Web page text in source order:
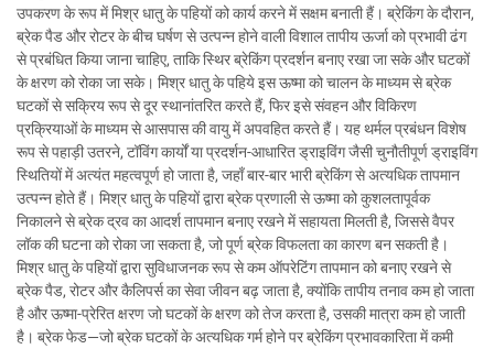
उपकरण के रूप में मिश्र धातु के पहियों को कार्य करने में सक्षम बनाती हैं। ब्रेकिंग के दौरान,
ब्रेक पैड और रोटर के बीच घर्षण से उत्पन्न होने वाली विशाल तापीय ऊर्जा को प्रभावी ढंग
से प्रबंधित किया जाना चाहिए, ताकि स्थिर ब्रेकिंग प्रदर्शन बनाए रखा जा सके और घटकों
के क्षरण को रोका जा सके। मिश्र धातु के पहिये इस ऊष्मा को चालन के माध्यम से ब्रेक
घटकों से सक्रिय रूप से दूर स्थानांतरित करते हैं, फिर इसे संवहन और विकिरण
प्रक्रियाओं के माध्यम से आसपास की वायु में अपवहित करते हैं। यह थर्मल प्रबंधन विशेष
रूप से पहाड़ी उतरने, टॉविंग कार्यों या प्रदर्शन-आधारित ड्राइविंग जैसी चुनौतीपूर्ण ड्राइविंग
स्थितियों में अत्यंत महत्वपूर्ण हो जाता है, जहाँ बार-बार भारी ब्रेकिंग से अत्यधिक तापमान
उत्पन्न होते हैं। मिश्र धातु के पहियों द्वारा ब्रेक प्रणाली से ऊष्मा को कुशलतापूर्वक
निकालने से ब्रेक द्रव का आदर्श तापमान बनाए रखने में सहायता मिलती है, जिससे वैपर
लॉक की घटना को रोका जा सकता है, जो पूर्ण ब्रेक विफलता का कारण बन सकती है।
मिश्र धातु के पहियों द्वारा सुविधाजनक रूप से कम ऑपरेटिंग तापमान को बनाए रखने से
ब्रेक पैड, रोटर और कैलिपर्स का सेवा जीवन बढ़ जाता है, क्योंकि तापीय तनाव कम हो जाता
है और ऊष्मा-प्रेरित क्षरण जो घटकों के क्षरण को तेज करता है, उसकी मात्रा कम हो जाती
है। ब्रेक फेड—जो ब्रेक घटकों के अत्यधिक गर्म होने पर ब्रेकिंग प्रभावकारिता में कमी